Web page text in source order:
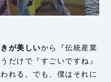
が美しいから『伝統産業
だけで『すごいですね』
れる。でも、僕はそれに